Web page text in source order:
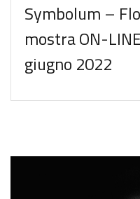
Symbolum –
mostra ON-
giugno 2022